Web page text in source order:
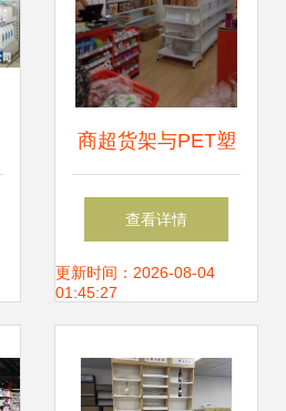
商超货架与PET塑
料食品盒 休闲零食
陈列的完美搭档
查看详情
更新时间：2026-08-04
01:45:27